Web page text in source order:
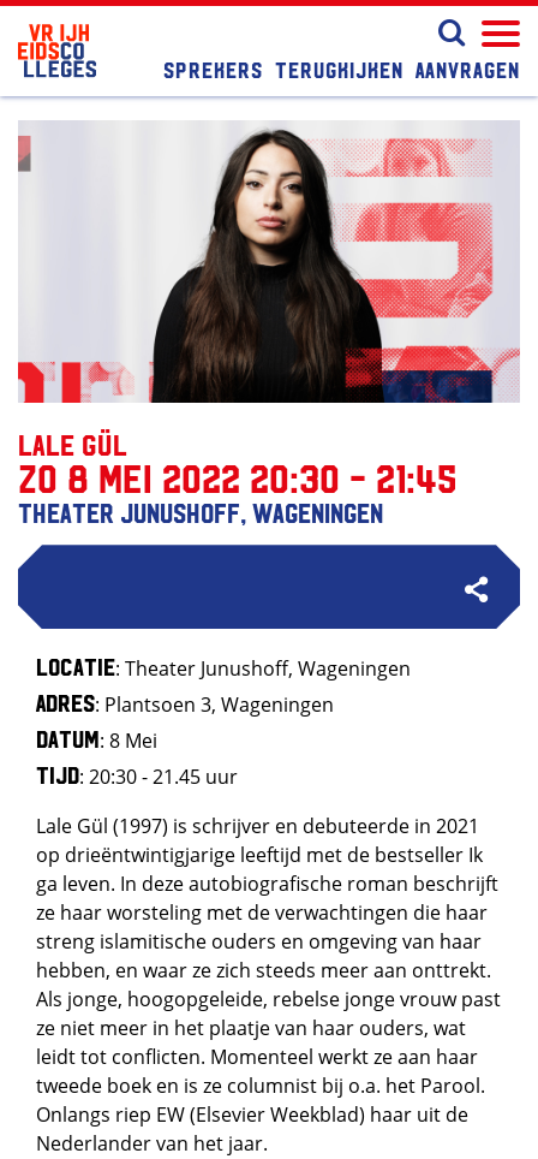
Sprekers Terugkijken Aanvragen
Lale Gül
zo 8 mei 2022 20:30 - 21:45
Theater Junushoff, Wageningen
Locatie: Theater Junushoff, Wageningen
Adres: Plantsoen 3, Wageningen
Datum: 8 Mei
Tijd: 20:30 - 21.45 uur
Lale Gül (1997) is schrijver en debuteerde in 2021
op drieëntwintigjarige leeftijd met de bestseller Ik
ga leven. In deze autobiografische roman beschrijft
ze haar worsteling met de verwachtingen die haar
streng islamitische ouders en omgeving van haar
hebben, en waar ze zich steeds meer aan onttrekt.
Als jonge, hoogopgeleide, rebelse jonge vrouw past
ze niet meer in het plaatje van haar ouders, wat
leidt tot conflicten. Momenteel werkt ze aan haar
tweede boek en is ze columnist bij o.a. het Parool.
Onlangs riep EW (Elsevier Weekblad) haar uit de
Nederlander van het jaar.